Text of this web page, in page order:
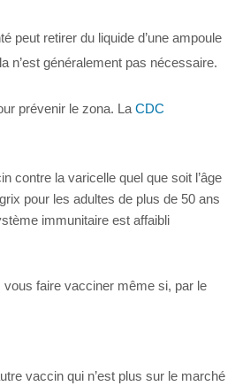
peut retirer du liquide d’une ampoule
n’est généralement pas nécessaire.
prévenir le zona. La CDC
contre la varicelle quel que soit l’âge
pour les adultes de plus de 50 ans
immunitaire est affaibli
faire vacciner même si, par le
vaccin qui n’est plus sur le marché